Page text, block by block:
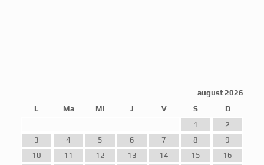
august 2026
L
Ma Mi J V S
D
1
2
3
4 5 6 7 8
9
10
11 12 13 14 15
16